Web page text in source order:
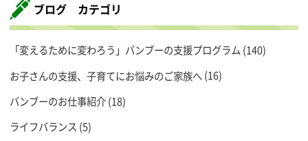
ブログ カテゴリ
「変えるために変わろう」バンブーの支援プログラム (140)
お子さんの支援、子育てにお悩みのご家族へ(16)
バンブーのお仕事紹介(18)
ライフバランス (5)